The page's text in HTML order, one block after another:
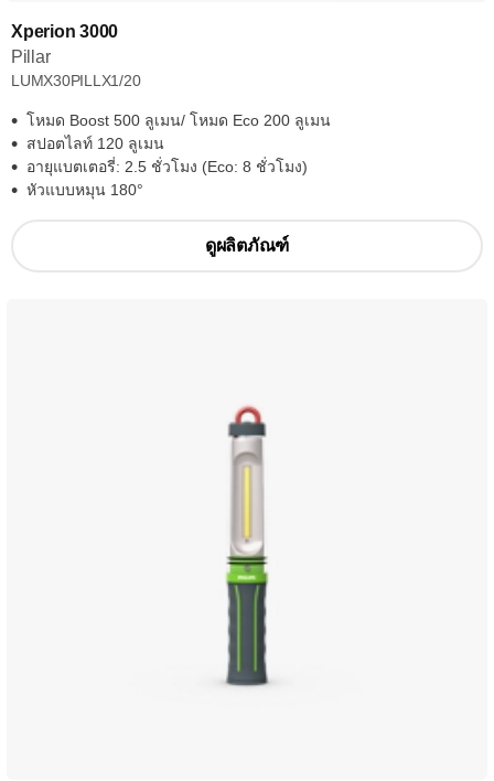
Xperion 3000
Pillar
LUMX30PILLX1/20
โหมด Boost 500 ลูเมน/ โหมด Eco 200 ลูเมน
สปอตไลท์ 120 ลูเมน
อายุแบตเตอรี่: 2.5 ชั่วโมง (Eco: 8 ชั่วโมง)
หัวแบบหมุน 180°
ดูผลิตภัณฑ์